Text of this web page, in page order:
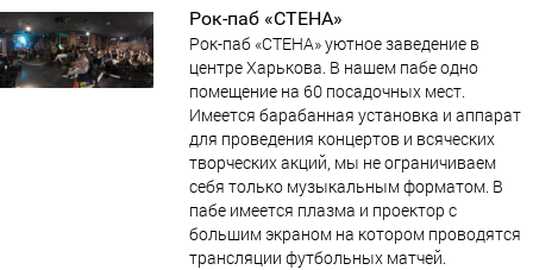
Рок-паб «СТЕНА»
Рок-паб «СТЕНА» уютное заведение в
центре Харькова. В нашем пабе одно
помещение на 60 посадочных мест.
Имеется барабанная установка и аппарат
для проведения концертов и всяческих
творческих акций, мы не ограничиваем
себя только музыкальным форматом. В
пабе имеется плазма и проектор c
большим экраном на котором проводятся
трансляции футбольных матчей.